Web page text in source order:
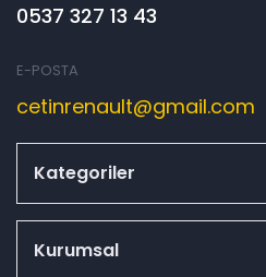
0537 327 13 43
E-POSTA
cetinrenault@gmail.com
Kategoriler
Kurumsal